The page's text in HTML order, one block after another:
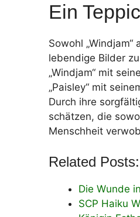
Ein
Sowohl
lebendige Bilder
„Windjam“ mit
„Paisley“ mit
Durch ihre
schätzen, die
Menschheit
Related Posts:
Die Wunde
SCP Haiku